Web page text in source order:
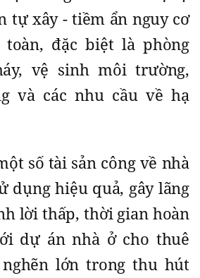
tự xây - tiềm ẩn nguy cơ
đặc biệt là phòng
vệ sinh môi trường,
và các nhu cầu về hạ
số tài sản công về nhà
dụng hiệu quả, gây lãng
lời thấp, thời gian hoàn
dự án nhà ở cho thuê
lớn trong thu hút